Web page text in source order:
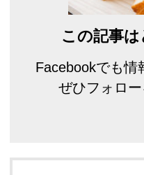
この記事
Facebookでも情
ぜひフォロー